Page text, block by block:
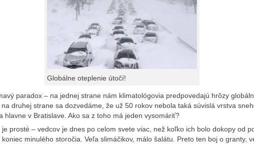
Globálne oteplenie útočí!
paradox – na jednej strane nám klimatológovia predpovedajú hrôzy
druhej strane sa dozvedáme, že už 50 rokov nebola taká súvislá vrstva
hlavne v Bratislave. Ako sa z toho má jeden vysomáriť?
je prosté – vedcov je dnes po celom svete viac, než koľko ich bolo dokopy od
koniec minulého storočia. Veľa slimáčikov, málo šalátu. Preto ten boj o granty,